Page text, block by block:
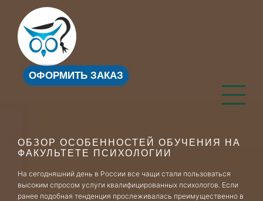
ОФОРМИТЬ ЗАКАЗ
ОБЗОР ОСОБЕННОСТЕЙ ОБУЧЕНИЯ НА
ФАКУЛЬТЕТЕ ПСИХОЛОГИИ
На сегодняшний день в России все чащи стали пользоваться
высоким спросом услуги квалифицированных психологов. Если
ранее подобная тенденция прослеживалась преимущественно в